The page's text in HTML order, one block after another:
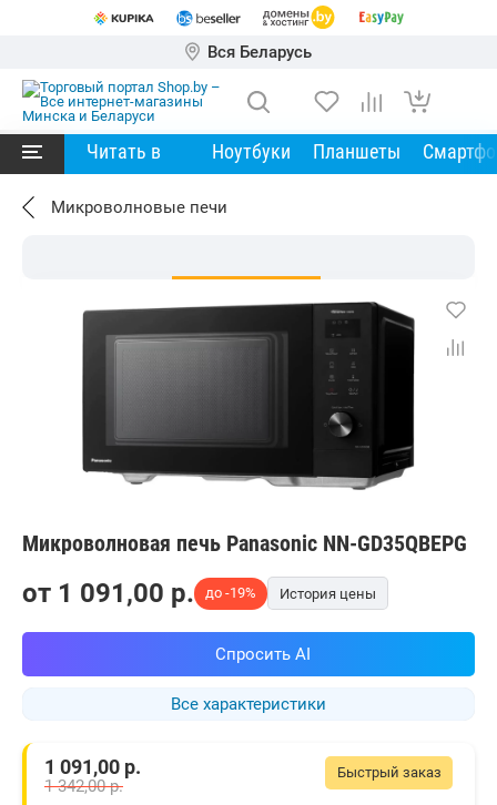
Вся Беларусь
Читать в Ноутбуки Планшеты
Микроволновые печи
Микроволновая печь Panasonic NN-GD35QBEPG
Все характеристики
от 1 091,00 p. до -19% История цены
Спросить AI
Быстрый заказ
1 091,00 р.
1 342,00р.